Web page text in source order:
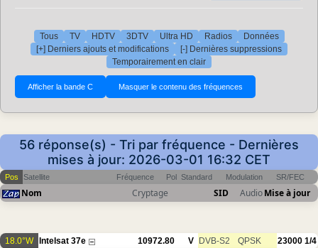
Tous TV HDTV 3DTV Ultra HD Radios
Données
[+] Derniers ajouts et modifications
[-] Dernières suppressions
Temporairement en clair
56 réponse(s) - Tri par fréquence - Dernières
mises à jour: 2026-03-01 16:32 CET
Pos Satellite Fréquence Pol Standard Modulation SR/FEC
Nom Cryptage SID AudioMise à jour
18.0°W Intelsat 37e 10972.80 V DVB-S2 QPSK 23000 1/4